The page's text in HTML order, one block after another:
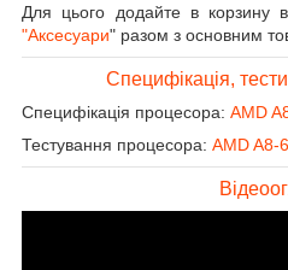
Для цього додайте в корзину
"Аксесуари" разом з основним
Специфікація, тести
Специфікація процесора: AMD
Тестування процесора: AMD A8-